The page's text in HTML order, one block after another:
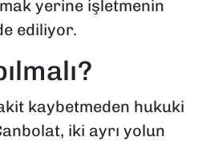
yerine işletmenin
ediliyor.
kaybetmeden hukuki
iki ayrı yolun